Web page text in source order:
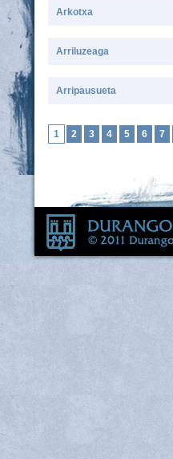
Arkotxa
Arriluzeaga
Arripausueta
1 2 3 4 5 6 7